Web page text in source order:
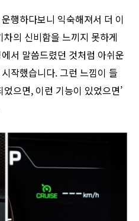
행하다보니 익숙해져서 더 이
의 신비함을 느끼지 못하게
서 말씀드렸던 것처럼 아쉬운
작했습니다. 그런 느낌이 들
으면, 이런 기능이 있었으면’